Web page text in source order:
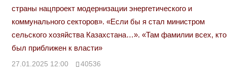
страны нацпроект модернизации энергетического и
коммунального секторов». «Если бы я стал министром
сельского хозяйства Казахстана…». «Там фамилии всех, кто
был приближен к власти»
27.01.2025 12:00 40536